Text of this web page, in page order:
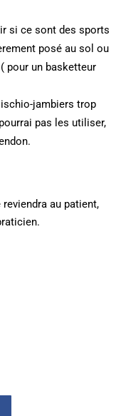
si ce sont des sports
posé au sol ou
pour un basketteur
jambiers trop
pas les utiliser,
au patient,